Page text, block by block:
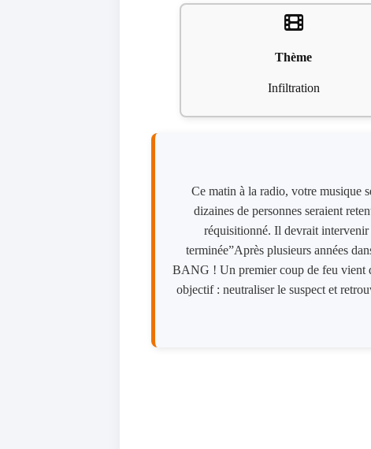
Thème
Infiltration
Ce matin à la radio, votre musique
dizaines de personnes seraient
réquisitionné. Il devrait intervenir
terminée”Après plusieurs années
BANG ! Un premier coup de feu vient
objectif : neutraliser le suspect et